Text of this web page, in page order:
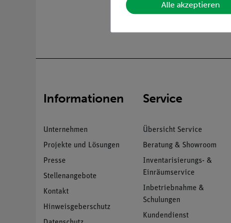
Informationen
Unternehmen
Projekte und Lösungen
Presse
Stellenangebote
Kontakt
Hinweisgeberschutz
Service
Übersicht Service
Beratung & Showroom
Inventarisierungs- &
Einräumservice
Inbetriebnahme &
Schulungen
Kundendienst
Alle akzeptieren